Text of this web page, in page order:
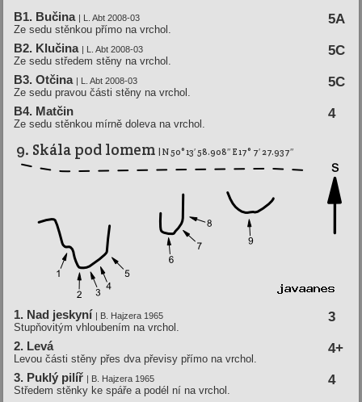
B1. Bučina | L. Abt 2008-03 5A
Ze sedu stěnkou přímo na vrchol.
B2. Klučina | L. Abt 2008-03 5C
Ze sedu středem stěny na vrchol.
B3. Otčina | L. Abt 2008-03 5C
Ze sedu pravou části stěny na vrchol.
B4. Matčin 4
Ze sedu stěnkou mírně doleva na vrchol.
9. Skála pod lomem | N 50° 13′ 58.908″ E 17° 7′ 27.937″
1. Nad jeskyní­ | B. Hajzera 1965 3
Stupňovitým vhloubením na vrchol.
2. Levá 4+
Levou části stěny přes dva převisy přímo na vrchol.
3. Puklý pilí­ř | B. Hajzera 1965 4
Středem stěnky ke spáře a podél ní na vrchol.